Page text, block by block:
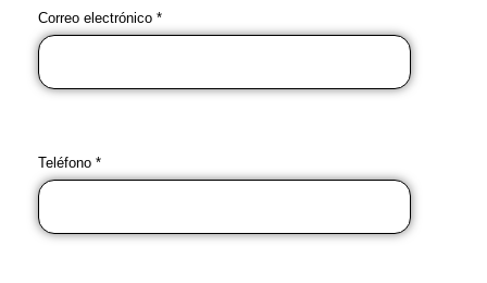
Correo electrónico *
Teléfono *